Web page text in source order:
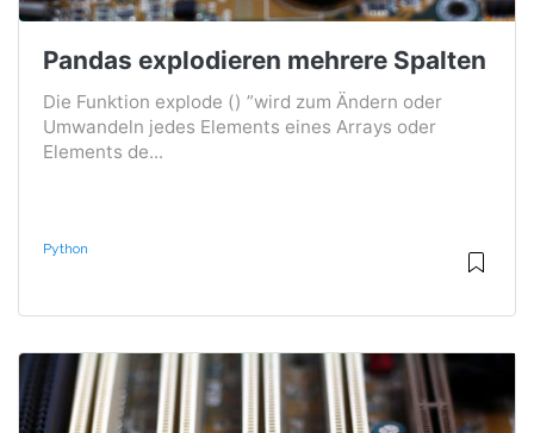
Pandas explodieren mehrere Spalten
Die Funktion explode () ”wird zum Ändern oder
Umwandeln jedes Elements eines Arrays oder
Elements de...
Python